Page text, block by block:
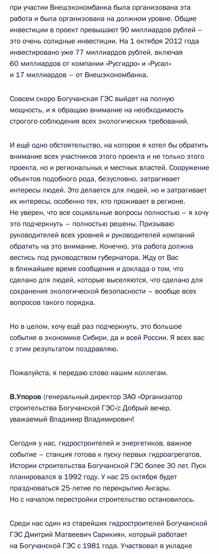
при участии Внешэкономбанка была организована эта
работа и была организована на должном уровне. Общие
инвестиции в проект превышают 90 миллиардов рублей –
это очень солидные инвестиции. На 1 октября 2012 года
инвестировано уже 77 миллиардов рублей, включая
60 миллиардов от компании «Русгидро» и «Русал»
и 17 миллиардов – от Внешэкономбанка.
Совсем скоро Богучанская ГЭС выйдет на полную
мощность, и я обращаю внимание на необходимость
строгого соблюдения всех экологических требований.
И ещё одно обстоятельство, на которое я хотел бы обратить
внимание всех участников этого проекта и не только этого
проекта, но и региональных и местных властей. Сооружение
объектов подобного рода, безусловно, затрагивает
интересы людей. Это делается для людей, но и затрагивает
их интересы, особенно тех, кто проживает в регионе.
Не уверен, что все социальные вопросы полностью – я хочу
это подчеркнуть – полностью решены. Призываю
руководителей всех уровней и руководителей компаний
обратить на это внимание. Конечно, эта работа должна
вестись под руководством губернатора. Жду от Вас
в ближайшее время сообщения и доклада о том, что
сделано для людей, которые выселяются, что сделано для
сохранения экологической безопасности – вообще всех
вопросов такого порядка.
Но в целом, хочу ещё раз подчеркнуть, это большое
событие в экономике Сибири, да и всей России. Я всех вас
с этим результатом поздравляю.
Пожалуйста, я передаю слово нашим коллегам.
В.Упоров (генеральный директор ЗАО «Организатор
строительства Богучанской ГЭС»): Добрый вечер,
уважаемый Владимир Владимирович!
Сегодня у нас, гидростроителей и энергетиков, важное
событие – станция готова к пуску первых гидроагрегатов.
Истории строительства Богучанской ГЭС более 30 лет. Пуск
планировался в 1992 году. У нас 25 октября будет
праздноваться 25-летие по перекрытию Ангары.
Но с началом перестройки строительство остановилось.
Среди нас один из старейших гидростроителей Богучанской
ГЭС Дмитрий Матвеевич Сарикиян, который работает
на Богучанской ГЭС с 1981 года. Участвовал в укладке